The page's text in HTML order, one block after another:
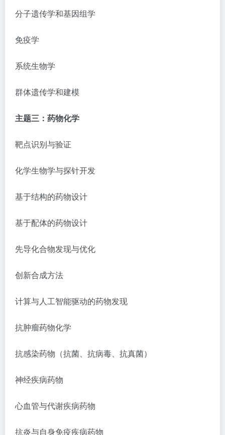
分子遗传学和基因组学
免疫学
系统生物学
群体遗传学和建模
主题三：药物化学
靶点识别与验证
化学生物学与探针开发
基于结构的药物设计
基于配体的药物设计
先导化合物发现与优化
创新合成方法
计算与人工智能驱动的药物发现
抗肿瘤药物化学
抗感染药物（抗菌、抗病毒、抗真菌）
神经疾病药物
心血管与代谢疾病药物
抗炎与自身免疫疾病药物